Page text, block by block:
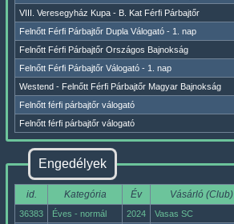
VIII. Veresegyház Kupa - B. Kat Férfi Párbajtőr
Felnőtt Férfi Párbajtőr Dupla Válogató - 1. nap
Felnőtt Férfi Párbajtőr Országos Bajnokság
Felnőtt Férfi Párbajtőr Válogató - 1. nap
Westend - Felnőtt Férfi Párbajtőr Magyar Bajnokság
Felnőtt férfi párbajtőr válogató
Felnőtt férfi párbajtőr válogató
Engedélyek
id. Kategória Év Vásárló (Club)
36383 Éves - normál 2024 Vasas SC